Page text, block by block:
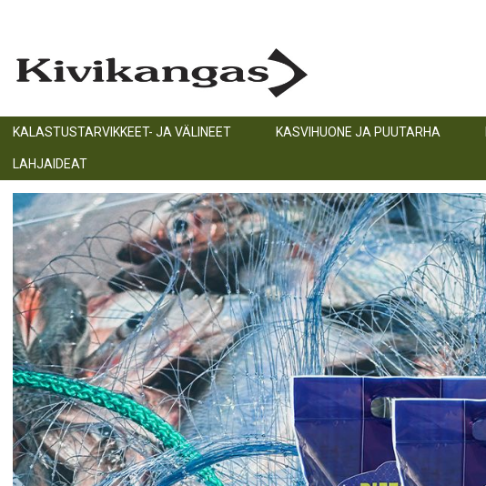
KALASTUSTARVIKKEET- JA VÄLINEET KASVIHUONE JA PUUTARHA
LAHJAIDEAT